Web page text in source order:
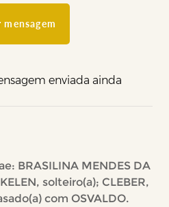
mensagem
enviada ainda
BRASILINA MENDES DA
solteiro(a); CLEBER,
com OSVALDO.